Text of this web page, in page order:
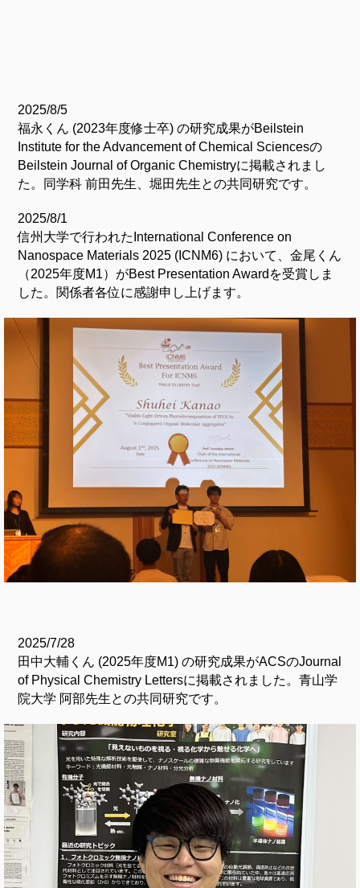
2025/8/5
福永くん (2023年度修士卒) の研究成果がBeilstein
Institute for the Advancement of Chemical Sciencesの
Beilstein Journal of Organic Chemistryに掲載されまし
た。同学科 前田先生、堀田先生との共同研究です。
2025/8/1
信州大学で行われたInternational Conference on
Nanospace Materials 2025 (ICNM6) において、金尾くん
（2025年度M1）がBest Presentation Awardを受賞しま
した。関係者各位に感謝申し上げます。
2025/7/28
田中大輔くん (2025年度M1) の研究成果がACSのJournal
of Physical Chemistry Lettersに掲載されました。青山学
院大学 阿部先生との共同研究です。